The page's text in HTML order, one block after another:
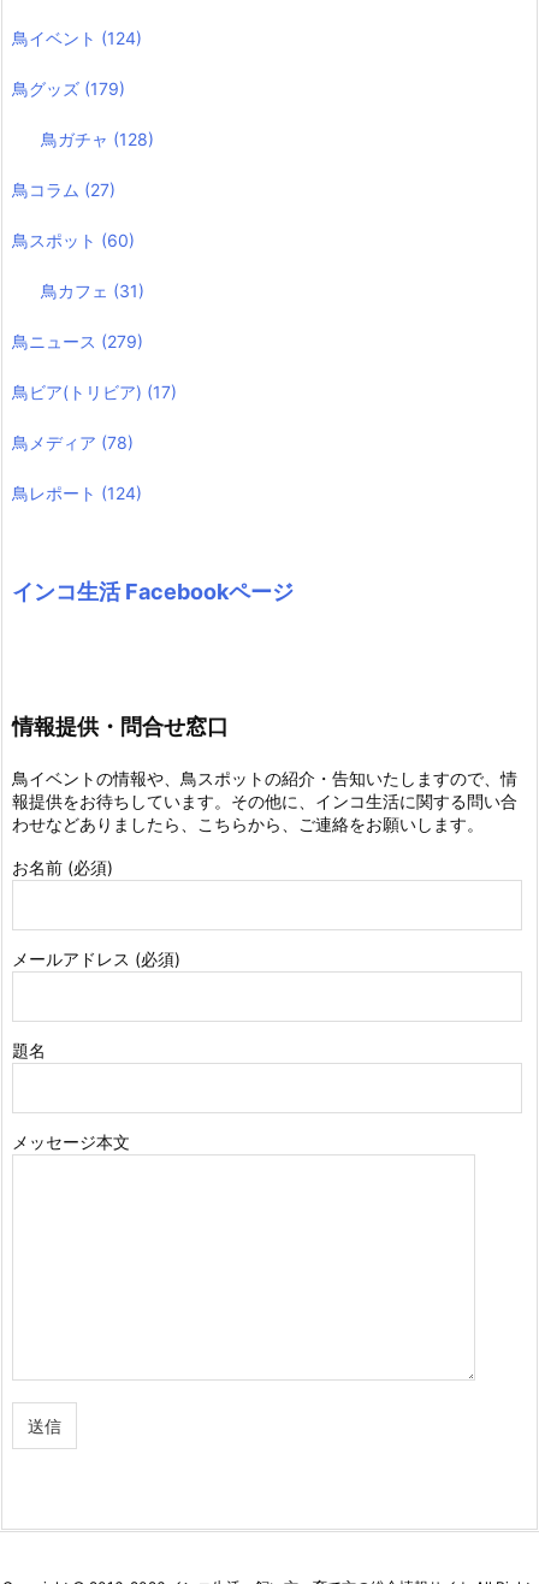
鳥イベント (124)
鳥グッズ (179)
鳥ガチャ (128)
鳥コラム (27)
鳥スポット (60)
鳥カフェ (31)
鳥ニュース (279)
鳥ビア(トリビア) (17)
鳥メディア (78)
鳥レポート (124)
インコ生活 Facebookページ
情報提供・問合せ窓口
鳥イベントの情報や、鳥スポットの紹介・告知いたしますので、情
報提供をお待ちしています。その他に、インコ生活に関する問い合
わせなどありましたら、こちらから、ご連絡をお願いします。
お名前 (必須)
メールアドレス (必須)
題名
メッセージ本文